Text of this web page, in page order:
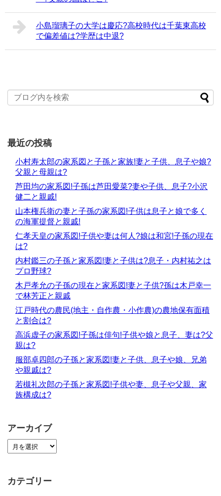
小島瑠璃子の大学は慶応?高校時代は千葉東高校
で偏差値は?学歴は中退?
最近の投稿
小村寿太郎の家系図と子孫と家族!妻と子供、息子や娘?
父親と母親は?
芦田均の家系図!子孫は芦田愛菜?妻や子供、息子?小沢
健二と親戚!
山本権兵衛の妻と子孫の家系図!子供は息子と娘で多く
の海軍提督と親戚!
仁孝天皇の家系図!子供や妻は何人?娘は和宮!子孫の現在
は?
内村鑑三の子孫と家系図!妻と子供は?息子・内村祐之は
プロ野球?
木戸孝允の子孫の現在と家系図!妻と子供?孫は木戸幸一
で林芳正と親戚
江戸時代の農民(地主・自作農・小作農)の農地保有面積
と割合は?
高浜虚子の家系図!子孫は俳句!子供や娘と息子、妻は?父
親は?
服部卓四郎の子孫と家系図!妻と子供、息子や娘、兄弟
や親戚は?
若槻礼次郎の子孫と家系図!子供や妻、息子や父親、家
族構成は?
アーカイブ
カテゴリー